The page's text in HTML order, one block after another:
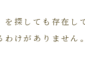
を探しても存在し
わけがありません。